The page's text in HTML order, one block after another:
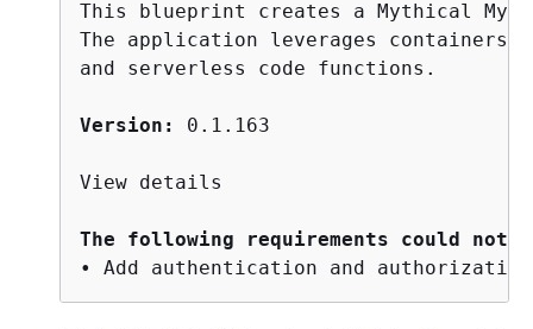
This blueprint creates a Mythical
The application leverages
and serverless code functions.
Version: 0.1.163
View details
The following requirements could